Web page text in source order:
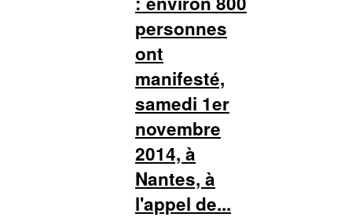
personnes
ont
manifesté,
samedi 1er
novembre
2014, à
Nantes, à
l'appel de...